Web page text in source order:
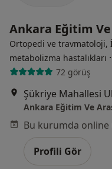
Ankara Eğitim
Ortopedi ve travmatoloji,
metabolizma hastalıkları ·
72 görüş
Ankara Eğitim Ve
Profili Gör